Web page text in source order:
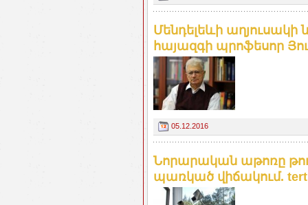
Մենդելեևի աղյուսակի
հայազգի պրոֆեսոր
05.12.2016
Նորարական աթոռը
պառկած վիճակում.